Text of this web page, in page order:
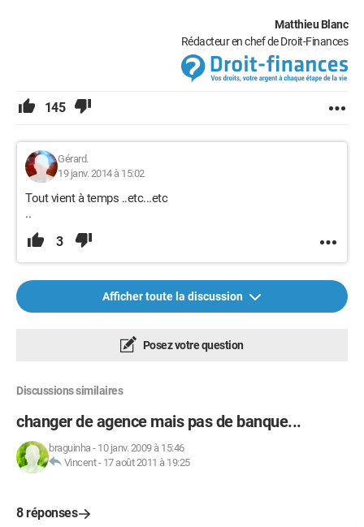
Matthieu Blanc
Rédacteur en chef de Droit-Finances
145
Gérard.
19 janv. 2014 à 15:02
Tout vient à temps ..etc...etc
..
3
Afficher toute la discussion
Posez votre question
Discussions similaires
changer de agence mais pas de banque...
braguinha- 10 janv. 2009 à 15:46
Vincent- 17 août 2011 à 19:25
8 réponses